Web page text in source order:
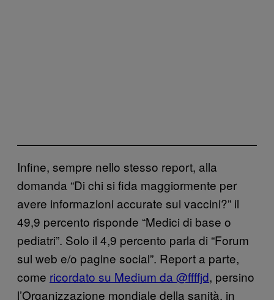
Infine, sempre nello stesso report, alla
domanda “Di chi si fida maggiormente per
avere informazioni accurate sui vaccini?” il
49,9 percento risponde “Medici di base o
pediatri”. Solo il 4,9 percento parla di “Forum
sul web e/o pagine social”. Report a parte,
come ricordato su Medium da @ffffjd, persino
l’Organizzazione mondiale della sanità, in